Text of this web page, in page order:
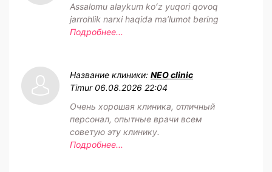
Assalomu alaykum koʻz yuqori qovoq
jarrohlik narxi haqida maʼlumot bering
Подробнее...
Название клиники: NEO clinic
Timur 06.08.2026 22:04
Очень хорошая клиника, отличный
персонал, опытные врачи всем
советую эту клинику.
Подробнее...